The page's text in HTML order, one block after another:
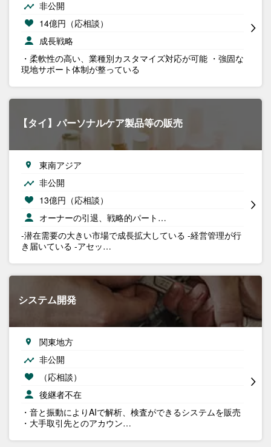
非公開
14億円（応相談）
成長戦略
・柔軟性の高い、業種別カスタマイズ対応が可能 ・強固な
現地サポート体制が整っている
【タイ】パーソナルケア製品等の販売
東南アジア
非公開
13億円（応相談）
オーナーの引退、戦略的パート…
-潜在需要の大きい市場で成長拡大している -経営管理が行
き届いている -アセッ…
システム開発
関東地方
非公開
（応相談）
後継者不在
・音と振動によりAIで解析、検査ができるシステムを販売
・大手取引先とのアカウン…